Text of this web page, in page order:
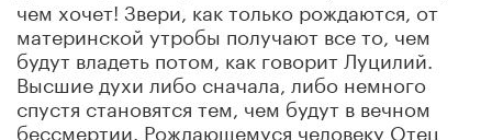
чем хочет! Звери, как только рождаются, от
материнской утробы получают все то, чем
будут владеть потом, как говорит Луцилий.
Высшие духи либо сначала, либо немного
спустя становятся тем, чем будут в вечном
бессмертии. Рождающемуся человеку Отец